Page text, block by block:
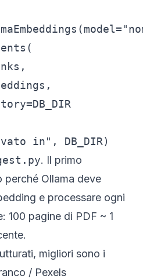
. Il primo
perché Ollama deve
e processare ogni
100 pagine di PDF ~ 1
migliori sono i
/ Pexels